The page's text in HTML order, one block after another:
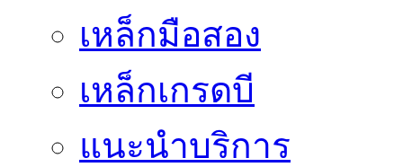
เหล็กมือสอง
เหล็กเกรดบี
แนะนำบริการ